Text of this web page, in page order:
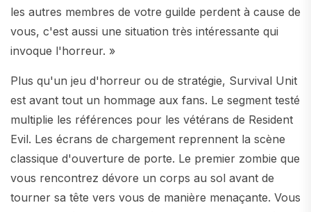
les autres membres de votre guilde perdent à cause de
vous, c'est aussi une situation très intéressante qui
invoque l'horreur. »
Plus qu'un jeu d'horreur ou de stratégie, Survival Unit
est avant tout un hommage aux fans. Le segment testé
multiplie les références pour les vétérans de Resident
Evil. Les écrans de chargement reprennent la scène
classique d'ouverture de porte. Le premier zombie que
vous rencontrez dévore un corps au sol avant de
tourner sa tête vers vous de manière menaçante. Vous